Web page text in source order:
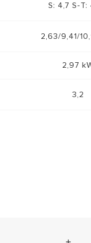
S: 4,7 S-T:
2,63/9,41/
2,97
3,2